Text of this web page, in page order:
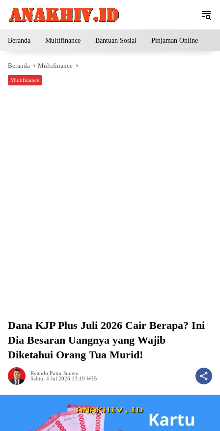
Beranda Multifinance Bantuan Sosial Pinjaman Online
Beranda Multifinance
Multifinance
Dana KJP Plus Juli 2026 Cair Berapa? Ini
Dia Besaran Uangnya yang Wajib
Diketahui Orang Tua Murid!
Ryando Putra Jameni
Sabtu, 4 Jul 2026 13:19 WIB